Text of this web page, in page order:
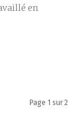
en
Page 1 sur 2